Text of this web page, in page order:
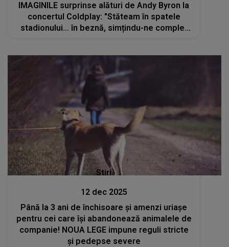
IMAGINILE surprinse alături de Andy Byron la
concertul Coldplay: "Stăteam în spatele
stadionului... în beznă, simțindu-ne complet
Stiri
12 dec 2025
Până la 3 ani de închisoare și amenzi uriașe
pentru cei care își abandonează animalele de
companie! NOUA LEGE impune reguli stricte
și pedepse severe